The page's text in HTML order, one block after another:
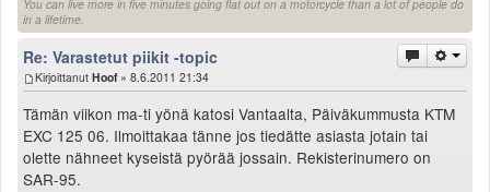
ACS 2015 kuvia
Lisää uusi tapahtuma
UUTISET
SÄÄ
Valitse paikkakunta
Helsingin sää
Tampereen sää
You can live more in five minutes going flat out on a motorcycle than a lot of people do
in a lifetime.
Re: Varastetut piikit -topic
Kirjoittanut Hoof» 8.6.2011 21:34
Tämän viikon ma-ti yönä katosi Vantaalta, Päiväkummusta KTM
EXC 125 06. Ilmoittakaa tänne jos tiedätte asiasta jotain tai
olette nähneet kyseistä pyörää jossain. Rekisterinumero on
SAR-95.